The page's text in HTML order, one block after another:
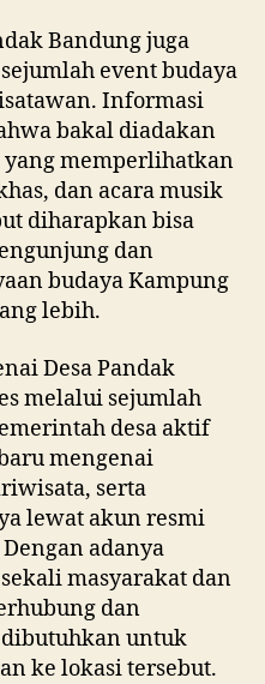
Bandung juga
event budaya
Informasi
bakal diadakan
memperlihatkan
dan acara musik
diharapkan bisa
dan
budaya Kampung
lebih.
Desa Pandak
melalui sejumlah
desa aktif
mengenai
serta
lewat akun resmi
Dengan adanya
masyarakat dan
dan
untuk
ke lokasi tersebut.